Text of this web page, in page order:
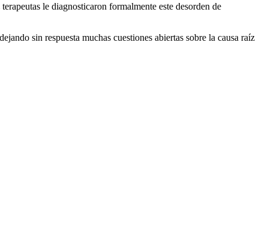
le diagnosticaron formalmente este desorden de
sin respuesta muchas cuestiones abiertas sobre la causa raíz